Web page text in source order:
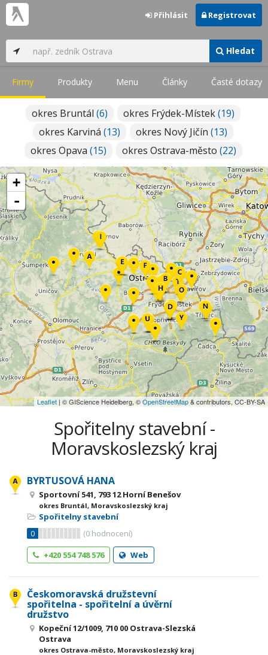
Hledat
Přihlásit Registrovat
Firmy Produkty Menu Články Časté dotazy
okres Bruntál (6) okres Frýdek-Místek(19)
okres Karviná (13) okres Nový Jičín (13)
okres Opava (15) okres Ostrava-město (22)
+
-
Leaflet | © GIScience Heidelberg, ©OpenStreetMap& contributors, CC-BY-SA
Spořitelny stavební -
Moravskoslezský kraj
BYRTUSOVÁ HANA
Sportovní 541, 793 12 Horní Benešov
okres Bruntál, Moravskoslezský kraj
Spořitelny stavební
0
(0 hodnocení)
+420 554 748 576
Web
Českomoravská družstevní
spořitelna - spořitelní a úvěrní
družstvo
Kopeční 12/1009, 710 00 Ostrava-Slezská
Ostrava
okres Ostrava-město, Moravskoslezský kraj